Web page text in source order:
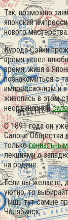
Так, возможно
японский
нового мастерства.
Курода Сэйки
время успел
время, живя в
познакомиться с
импрессионизм и
живопись в этом
неординарной
С 1891 года он
Салоне Общества
толькогениальным
лекциями о
на родине.
Если вы желаете,
уютно, то
Лишь тут самые
Челябинск.